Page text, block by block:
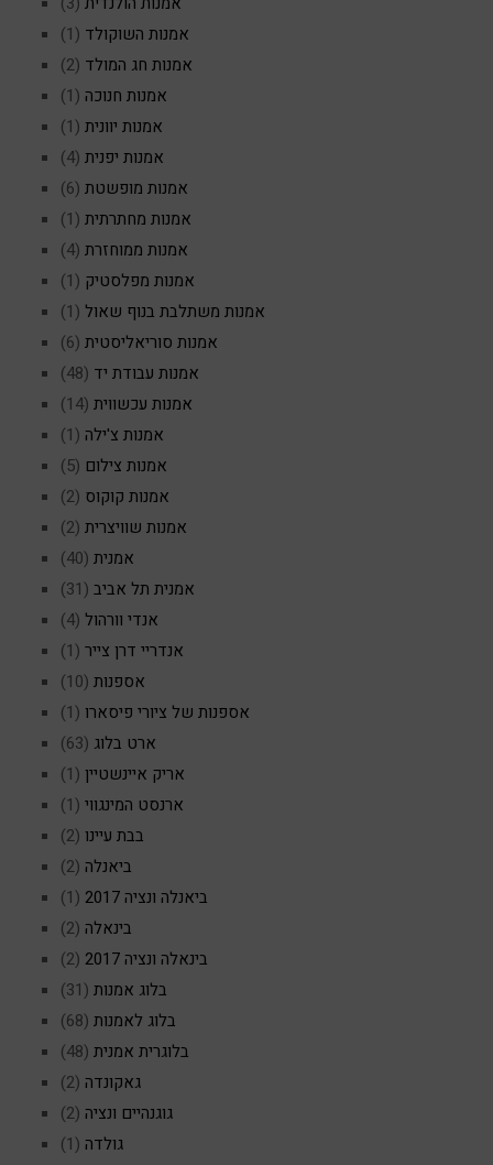
אמנות השוקולד (1)
אמנות חג המולד (2)
אמנות חנוכה (1)
אמנות יוונית (1)
אמנות יפנית (4)
אמנות מופשטת (6)
אמנות מחתרתית (1)
אמנות ממוחזרת (4)
אמנות מפלסטיק (1)
אמנות משתלבת בנוף שאול (1)
אמנות סוריאליסטית (6)
אמנות עבודת יד (48)
אמנות עכשווית (14)
אמנות צ'ילה (1)
אמנות צילום (5)
אמנות קוקוס (2)
אמנות שוויצרית (2)
אמנית (40)
אמנית תל אביב (31)
אנדי וורהול (4)
אנדריי דרן צייר (1)
אספנות (10)
אספנות של ציורי פיסארו (1)
ארט בלוג (63)
אריק איינשטיין (1)
ארנסט המינגווי (1)
בבת עיינו (2)
ביאנלה (2)
ביאנלה ונציה 2017
(1)
בינאלה (2)
בינאלה ונציה 2017
(2)
בלוג אמנות (31)
בלוג לאמנות (68)
בלוגרית אמנית (48)
גאקונדה (2)
גוגנהיים ונציה (2)
גולדה (1)